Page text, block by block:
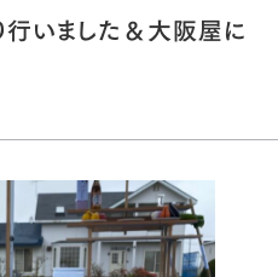
いました＆大阪屋に